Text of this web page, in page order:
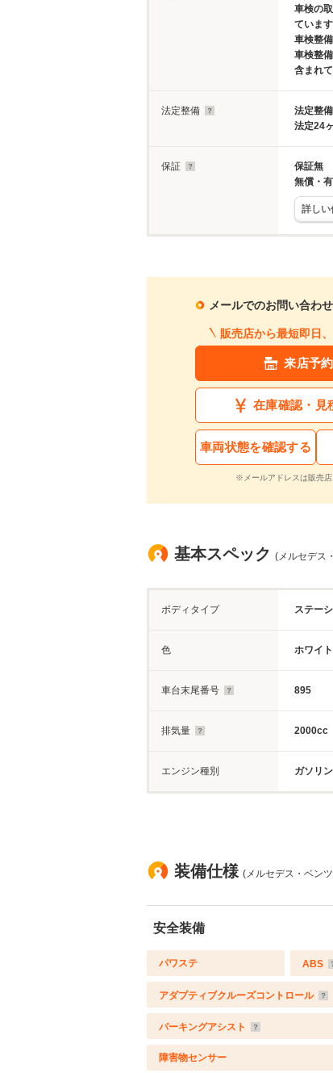
車検の
ています
車検整
車検整
含まれて
法定整備
法定整
法定24
保証
保証無
無償・
詳しい
メールでのお問い合わせ
販売店から最短即日
来店予
在庫確認・見
車両状態を確認する
※メールアドレスは販売店
基本スペック (メルセデス
ボディタイプ ステー
色 ホワイト
車台末尾番号 895
排気量 2000cc
エンジン種別 ガソリン
装備仕様 (メルセデス・ベン
安全装備
パワステ ABS
アダプティブクルーズコントロール
パーキングアシスト
障害物センサー